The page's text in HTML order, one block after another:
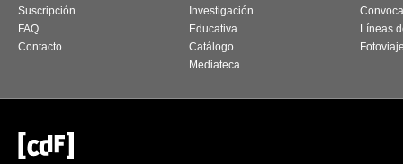
Suscripción
FAQ
Contacto
Investigación
Educativa
Catálogo
Mediateca
Líneas